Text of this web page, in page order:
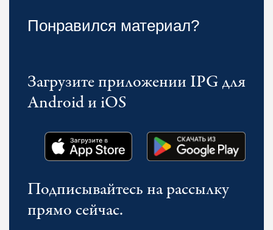
Понравился материал?
Загрузите приложении IPG для
Android и iOS
Подписывайтесь на рассылку
прямо сейчас.